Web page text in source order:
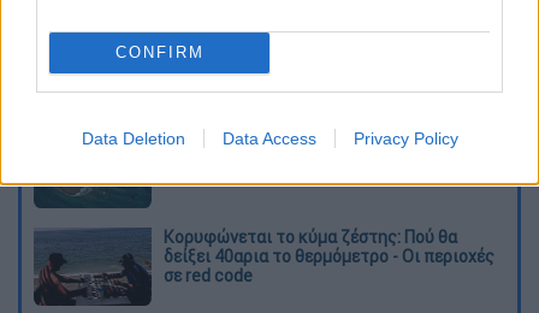
CONFIRM
Data Deletion Data Access Privacy Policy
Ξεφυλλίζοντας... τέσσερις ιστορίες για τη
γνώση, τη φύση και την τεχνολογία
Απίστευτη ιστορία στην Ελλάδα – Πώς μια
Κορυφώνεται το κύμα ζέστης: Πού θα
δείξει 40αρια το θερμόμετρο - Οι περιοχές
σε red code